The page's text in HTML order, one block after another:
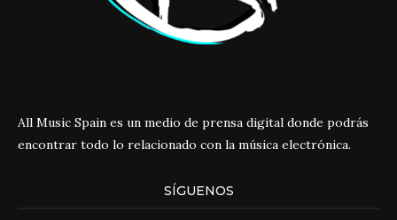
All Music Spain es un medio de prensa digital donde podrás
encontrar todo lo relacionado con la música electrónica.
SÍGUENOS